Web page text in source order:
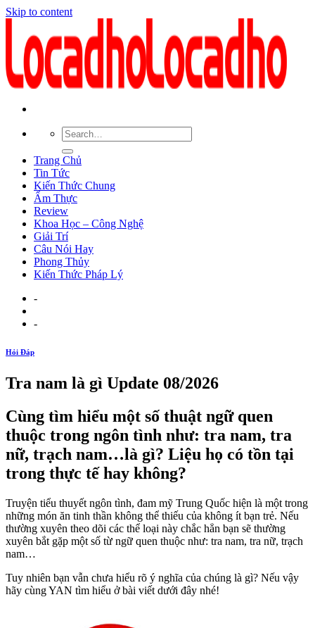
Skip to content
Trang Chủ
Tin Tức
Kiến Thức Chung
Ẩm Thực
Review
Khoa Học – Công Nghệ
Giải Trí
Câu Nói Hay
Phong Thủy
Kiến Thức Pháp Lý
-
-
Hỏi Đáp
Tra nam là gì Update 08/2026
Cùng tìm hiểu một số thuật ngữ quen
thuộc trong ngôn tình như: tra nam, tra
nữ, trạch nam…là gì? Liệu họ có tồn tại
trong thực tế hay không?
Truyện tiểu thuyết ngôn tình, đam mỹ Trung Quốc hiện là một trong
những món ăn tinh thần không thể thiếu của không ít bạn trẻ. Nếu
thường xuyên theo dõi các thể loại này chắc hẳn bạn sẽ thường
xuyên bắt gặp một số từ ngữ quen thuộc như: tra nam, tra nữ, trạch
nam…
Tuy nhiên bạn vẫn chưa hiểu rõ ý nghĩa của chúng là gì? Nếu vậy
hãy cùng YAN tìm hiểu ở bài viết dưới đây nhé!